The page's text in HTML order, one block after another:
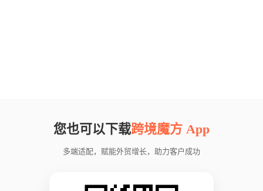
您也可以下载跨境魔方 App
多端适配，赋能外贸增长，助力客户成功